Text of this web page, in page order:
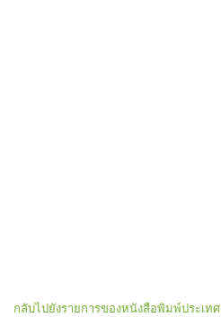
กลับไปยังรายการของหนังสือพิมพ์ประเทศ